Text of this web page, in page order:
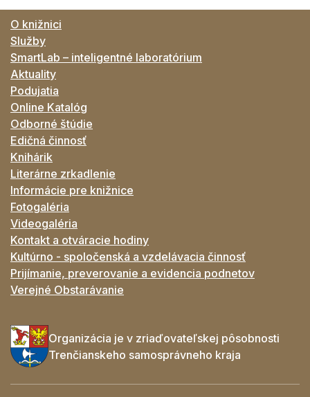
O knižnici
Služby
SmartLab – inteligentné laboratórium
Aktuality
Podujatia
Online Katalóg
Odborné štúdie
Edičná činnosť
Knihárik
Literárne zrkadlenie
Informácie pre knižnice
Fotogaléria
Videogaléria
Kontakt a otváracie hodiny
Kultúrno - spoločenská a vzdelávacia činnosť
Prijímanie, preverovanie a evidencia podnetov
Verejné Obstarávanie
Organizácia je v zriaďovateľskej pôsobnosti
Trenčianskeho samosprávneho kraja